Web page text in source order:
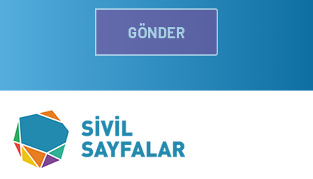
GÖNDER